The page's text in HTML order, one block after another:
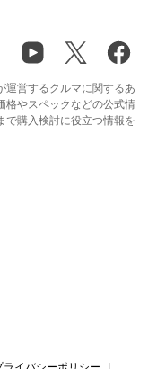
運営するクルマに関するあ
格やスペックなどの公式情
で購入検討に役立つ情報を